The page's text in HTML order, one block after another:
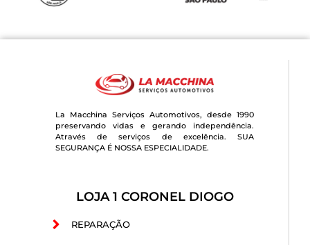
La Macchina Serviços Automotivos, desde 1990
preservando vidas e gerando independência.
Através de serviços de excelência. SUA
SEGURANÇA É NOSSA ESPECIALIDADE.
LOJA 1 CORONEL DIOGO
REPARAÇÃO